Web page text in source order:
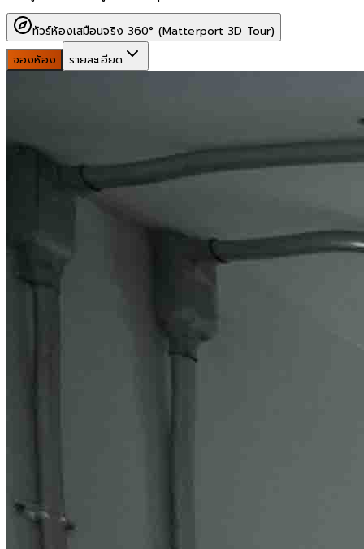
ทัวร์ห้องเสมือนจริง 360° (Matterport 3D Tour)
จองห้อง
รายละเอียด